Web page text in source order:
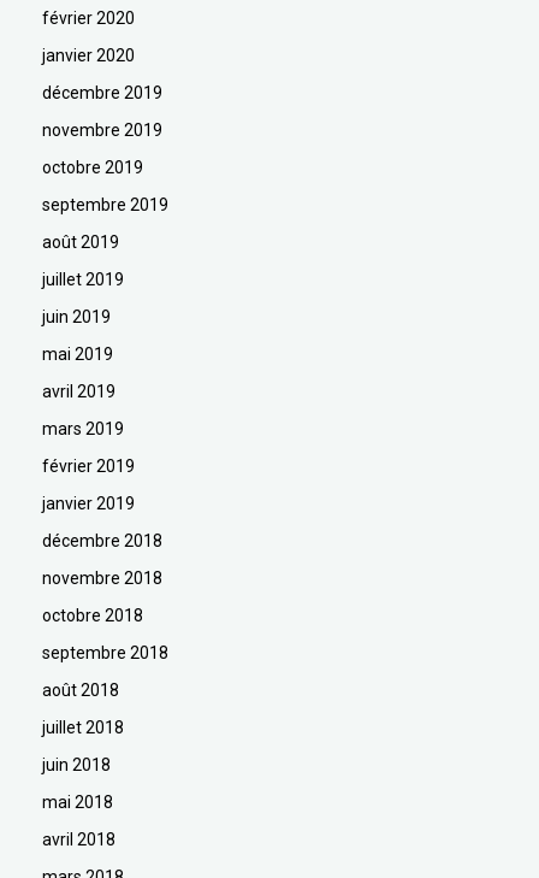
février 2020
janvier 2020
décembre 2019
novembre 2019
octobre 2019
septembre 2019
août 2019
juillet 2019
juin 2019
mai 2019
avril 2019
mars 2019
février 2019
janvier 2019
décembre 2018
novembre 2018
octobre 2018
septembre 2018
août 2018
juillet 2018
juin 2018
mai 2018
avril 2018